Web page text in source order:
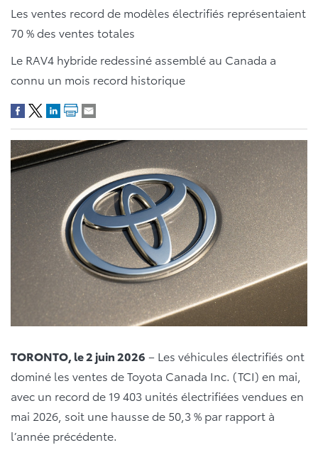
Les ventes record de modèles électrifiés représentaient
70 % des ventes totales
Le RAV4 hybride redessiné assemblé au Canada a
connu un mois record historique
TORONTO, le 2 juin 2026 – Les véhicules électrifiés ont
dominé les ventes de Toyota Canada Inc. (TCI) en mai,
avec un record de 19 403 unités électrifiées vendues en
mai 2026, soit une hausse de 50,3 % par rapport à
l’année précédente.